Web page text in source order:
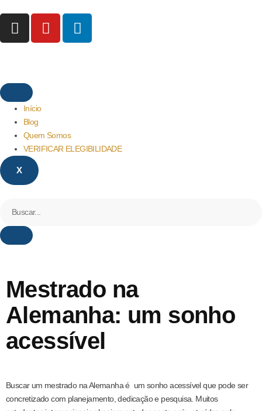
Início
Blog
Quem Somos
VERIFICAR ELEGIBILIDADE
X
Mestrado na
Alemanha: um sonho
acessível
Buscar um mestrado na Alemanha é um sonho acessível que pode ser
concretizado com planejamento, dedicação e pesquisa. Muitos